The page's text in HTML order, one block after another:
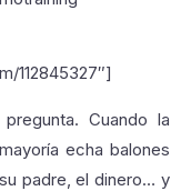
112845327″]
Cuando la
echa balones
padre, el dinero… y